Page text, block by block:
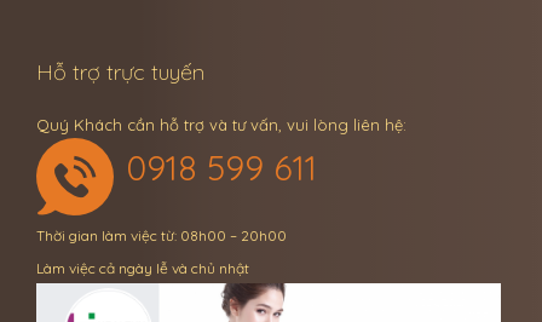
Hỗ trợ trực tuyến
Quý Khách cần hỗ trợ và tư vấn, vui lòng liên hệ:
0918 599 611
Thời gian làm việc từ: 08h00 – 20h00
Làm việc cả ngày lễ và chủ nhật